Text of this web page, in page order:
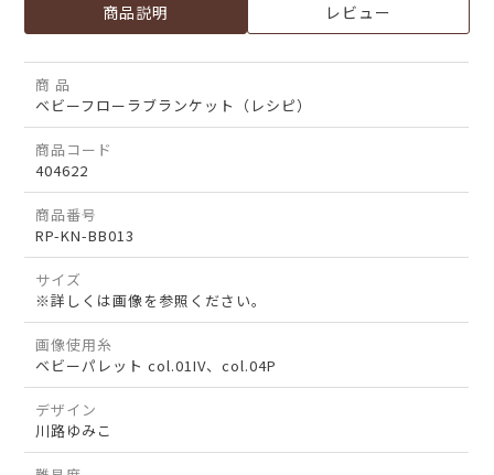
商品説明 レビュー
商 品
ベビーフローラブランケット（レシピ）
商品コード
404622
商品番号
RP-KN-BB013
サイズ
※詳しくは画像を参照ください。
画像使用糸
ベビーパレット col.01IV、col.04P
デザイン
川路ゆみこ